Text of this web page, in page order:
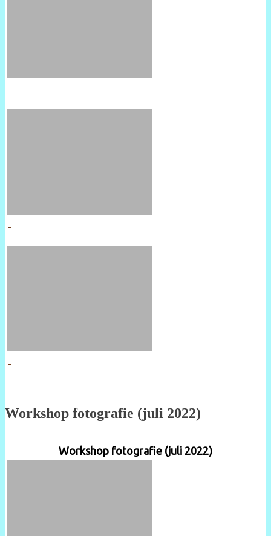
Workshop fotografie (juli 2022)
Workshop fotografie (juli 2022)